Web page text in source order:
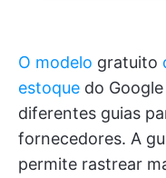
O modelo gratuito
estoque do
diferentes guias
fornecedores. A
permite rastrear